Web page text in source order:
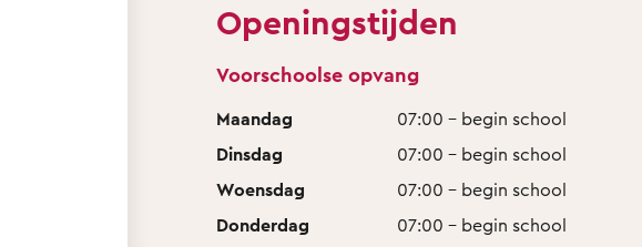
Openingstijden
Voorschoolse opvang
Maandag
07:00 - begin school
Dinsdag
07:00 - begin school
Woensdag
07:00 - begin school
Donderdag
07:00 - begin school